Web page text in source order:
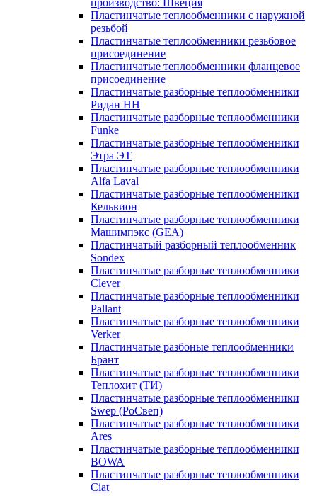
производство: Швеция
Пластинчатые теплообменники с наружной
резьбой
Пластинчатые теплообменники резьбовое
присоединение
Пластинчатые теплообменники фланцевое
присоединение
Пластинчатые разборные теплообменники
Ридан НН
Пластинчатые разборные теплообменники
Funke
Пластинчатые разборные теплообменники
Этра ЭТ
Пластинчатые разборные теплообменники
Alfa Laval
Пластинчатые разборные теплообменники
Кельвион
Пластинчатые разборные теплообменники
Машимпэкс (GEA)
Пластинчатый разборный теплообменник
Sondex
Пластинчатые разборные теплообменники
Clever
Пластинчатые разборные теплообменники
Pallant
Пластинчатые разборные теплообменники
Verker
Пластинчатые разбоные теплообменники
Брант
Пластинчатые разборные теплообменники
Теплохит (ТИ)
Пластинчатые разборные теплообменники
Swep (РоСвеп)
Пластинчатые разборные теплообменники
Ares
Пластинчатые разборные теплообменники
BOWA
Пластинчатые разборные теплообменники
Ciat